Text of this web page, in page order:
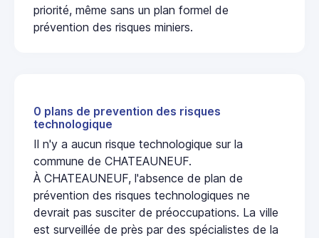
priorité, même sans un plan formel de
prévention des risques miniers.
0 plans de prevention des risques
technologique
Il n'y a aucun risque technologique sur la
commune de CHATEAUNEUF.
À CHATEAUNEUF, l'absence de plan de
prévention des risques technologiques ne
devrait pas susciter de préoccupations. La ville
est surveillée de près par des spécialistes de la